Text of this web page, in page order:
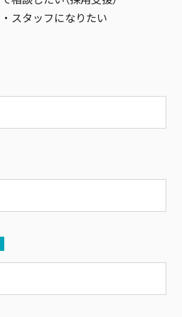
スタッフになりたい